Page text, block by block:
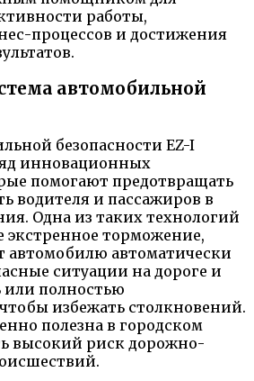
работы,
процессов и достижения
автомобильной
безопасности EZ-I
инновационных
помогают предотвращать
водителя и пассажиров в
Одна из таких технологий
экстренное торможение,
автомобилю автоматически
ситуации на дороге и
или полностью
избежать столкновений.
полезна в городском
высокий риск дорожно-